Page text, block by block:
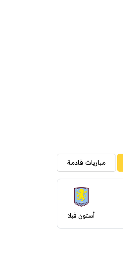
مباريات قادمة
أستون فيلا